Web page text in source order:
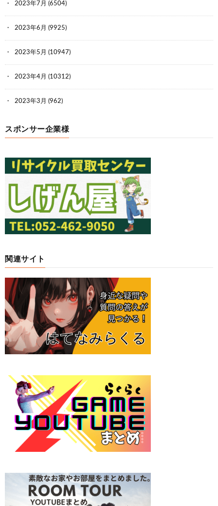
2023年7月 (6504)
2023年6月 (9925)
2023年5月 (10947)
2023年4月 (10312)
2023年3月 (962)
スポンサー企業様
関連サイト